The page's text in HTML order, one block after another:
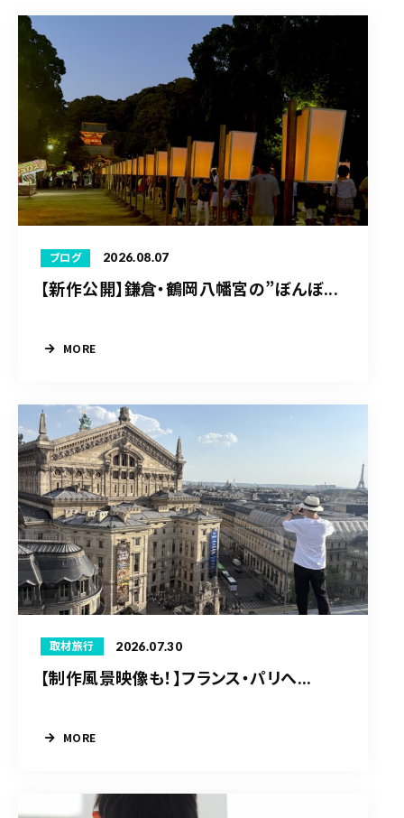
ブログ 2026.08.07
【新作公開】鎌倉・鶴岡八幡宮の”ぼんぼ...
MORE
取材旅行 2026.07.30
【制作風景映像も！】フランス・パリへ...
MORE